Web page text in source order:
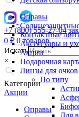
+7 (800) 555-27-04
0 ₽ 0 товаров
Искать
×
Категории
Акции
Оправы
Оправы
Контактные
Аксессуары и
Акции
Подарочная
Линзы для очков
По типу
Для